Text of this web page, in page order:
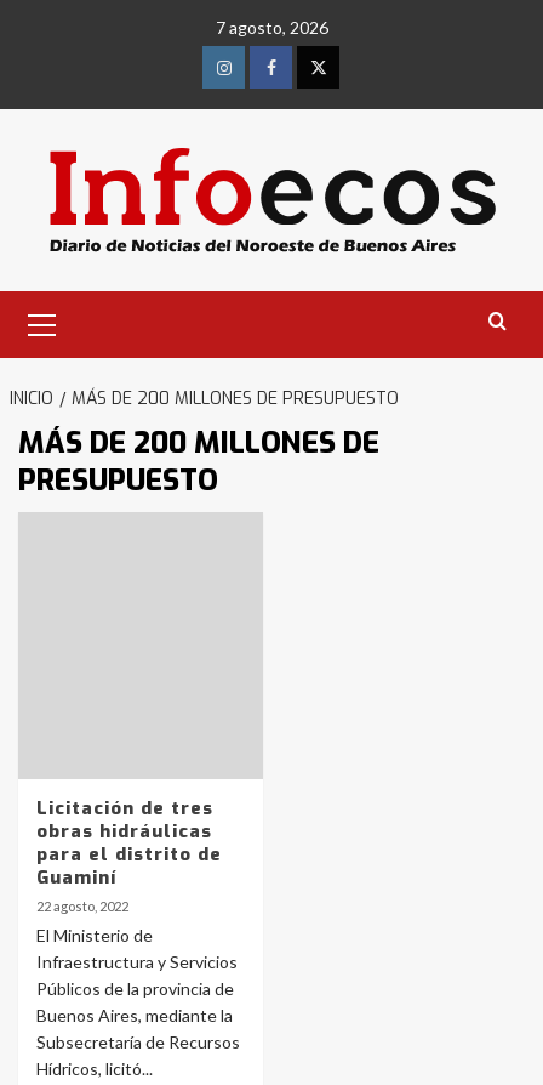
7 agosto, 2026
InstagramFacebookTwitter
primario
INICIO MÁS DE 200 MILLONES DE PRESUPUESTO
MÁS DE 200 MILLONES DE
PRESUPUESTO
Licitación de tres
obras hidráulicas
para el distrito de
Guaminí
22 agosto, 2022
El Ministerio de
Infraestructura y Servicios
Públicos de la provincia de
Buenos Aires, mediante la
Subsecretaría de Recursos
Hídricos, licitó...
4
5
6
La Bolsa de Cereales de Bahía
Blanca anticipa que Agosto vendrá
con lluvias y heladas, en gran parte
de la provincia